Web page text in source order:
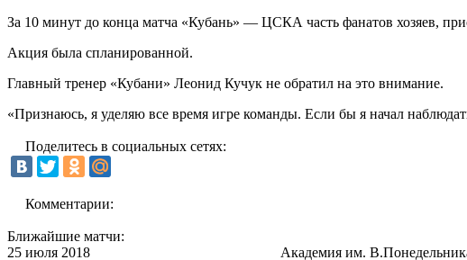
За 10 минут до конца матча «Кубань» — ЦСКА часть фанатов хозяев,
Акция была спланированной.
Главный тренер «Кубани» Леонид Кучук не обратил на это внимание.
«Признаюсь, я уделяю все время игре команды. Если бы я начал
Поделитесь в социальных сетях:
Комментарии:
Ближайшие матчи:
25 июля 2018
Академия им.